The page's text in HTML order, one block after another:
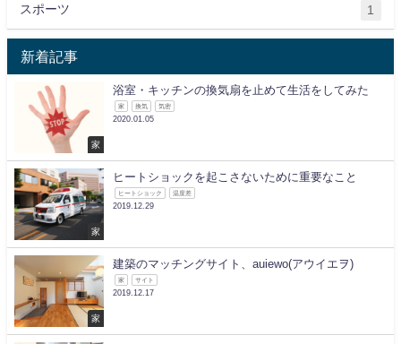
スポーツ 1
新着記事
家
浴室・キッチンの換気扇を止めて生活をしてみた
家 換気 気密
2020.01.05
家
ヒートショックを起こさないために重要なこと
ヒートショック 温度差
2019.12.29
家
建築のマッチングサイト、auiewo(アウイエヲ)
家 サイト
2019.12.17